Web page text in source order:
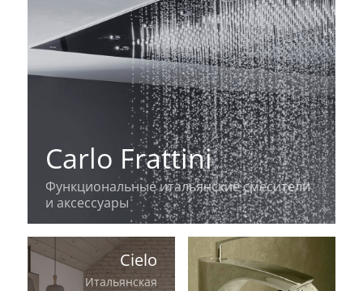
Carlo Frattini
Функциональные итальянские смесители
и аксессуары
Cielo
Итальянская